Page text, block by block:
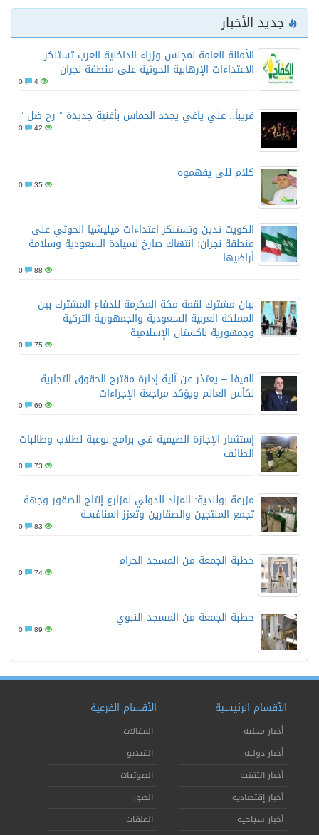
جديد الأخبار
الأمانة العامة لمجلس وزراء الداخلية العرب تستنكر
الاعتداءات الإرهابية الحوثية على منطقة نجران
4
قريباً.. علي ياغي يجدد الحماس بأغنية جديدة ” رح ضل ”
42
كلام للى يفهموه
35
الكويت تدين وتستنكر اعتداءات ميليشيا الحوثي على
منطقة نجران: انتهاك صارخ لسيادة السعودية وسلامة
أراضيها
88
بيان مشترك لقمة مكة المكرمة للدفاع المشترك بين
المملكة العربية السعودية والجمهورية التركية
وجمهورية باكستان الإسلامية
75
الفيفا – يعتذر عن آلية إدارة مقترح الحقوق التجارية
لكأس العالم ويؤكد مراجعة الإجراءات
69
إستثمار الإجازة الصيفية في برامج نوعية لطلاب وطالبات
الطائف
73
مزرعة بولندية: المزاد الدولي لمزارع إنتاج الصقور وجهة
تجمع المنتجين والصقارين وتعزز المنافسة
83
خطبة الجمعة من المسجد الحرام
74
خطبة الجمعة من المسجد النبوي
89
الأقسام الرئيسية
أخبار محلية
أخبار دولية
أخبار التقنية
أخبار إقتصادية
أخبار سياحية
الأقسام الفرعية
المقالات
الفيديو
الصوتيات
الصور
الملفات